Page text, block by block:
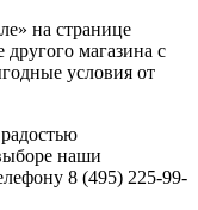
на странице
магазина с
условия от
наши
8 (495) 225-99-